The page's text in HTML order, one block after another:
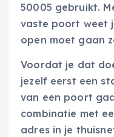
50005 gebruikt.
vaste poort weet
open moet gaan
Voordat je dat
jezelf eerst een
van een poort
combinatie met
adres in je